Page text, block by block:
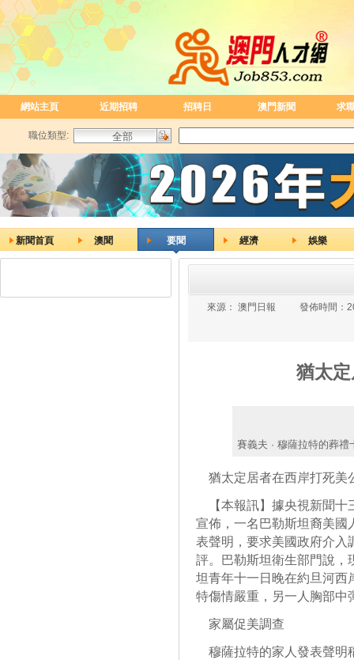
網站主頁 近期招聘 招聘日 澳門新聞 求
職位類型:
新聞首頁 澳聞 要聞 經濟 娛樂
來源： 澳門日報 發佈時間：
猶太
賽義夫 · 穆薩拉特的葬
猶太定居者在西岸打死美
【本報訊】據央視新聞十
宣佈，一名巴勒斯坦裔美國
表聲明，要求美國政府介入
評。巴勒斯坦衛生部門說，
坦青年十一日晚在約旦河西
特傷情嚴重，另一人胸部中
家屬促美調查
穆薩拉特的家人發表聲明